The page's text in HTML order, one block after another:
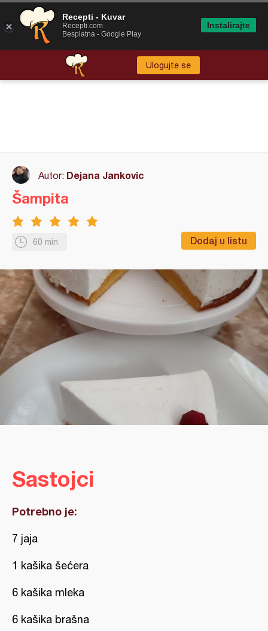
Ulogujte se
Autor: Dejana Jankovic
60 min Dodaj u listu
Šampita
Sastojci
Potrebno je:
7 jaja
1 kašika šećera
6 kašika mleka
6 kašika brašna
Recepti - Kuvar
Recepti.com
Besplatna - Google Play
Instalirajte